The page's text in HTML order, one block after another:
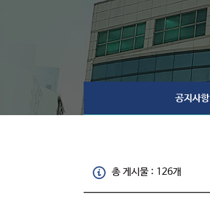
공지사항
총 게시물 : 126개